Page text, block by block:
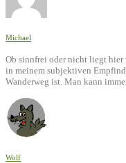
Michael
Ob sinnfrei oder nicht liegt hier
in meinem subjektiven
Wanderweg ist. Man kann
Wolf